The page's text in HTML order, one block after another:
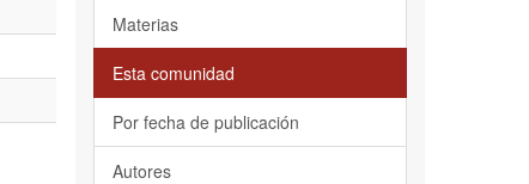
Materias
Esta comunidad
Por fecha de publicación
Autores